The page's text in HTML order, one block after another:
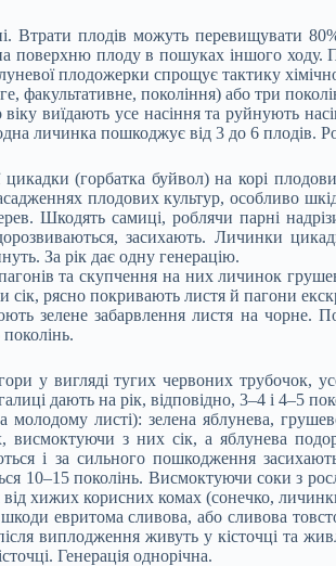
Втрати плодів можуть перевищувати
поверхню плоду в пошуках іншого ходу.
плодожерки спрощує тактику
факультативне, покоління) або три
виїдають усе насіння та руйнують
личинка пошкоджує від 3 до 6 плодів.
(горбатка буйвол) на корі
плодових культур, особливо
Шкодять самиці, роблячи парні
засихають. Личинки
За рік дає одну генерацію.
та скупчення на них личинок
сік, рясно покривають листя й пагони
зелене забарвлення листя на
у вигляді тугих червоних трубочок,
дають на рік, відповідно, 3–4 і 4–5
листі): зелена яблунева,
висмоктуючи з них сік, а яблунева
і за сильного пошкодження
10–15 поколінь. Висмоктуючи соки з
від хижих корисних комах (сонечко,
евритома сливова, або сливова
виплодження живуть у кісточці та
Генерація однорічна.